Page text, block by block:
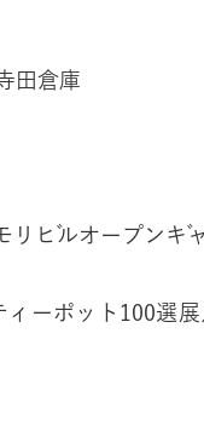
田倉庫
リビルオープンギ
ーポット100選